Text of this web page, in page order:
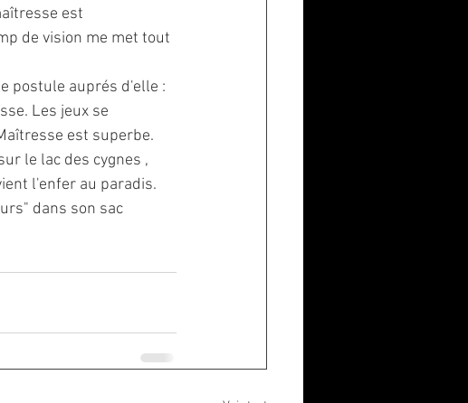
est
de vision me met tout
postule auprés d'elle :
Les jeux se
est superbe.
le lac des cygnes ,
l'enfer au paradis.
dans son sac